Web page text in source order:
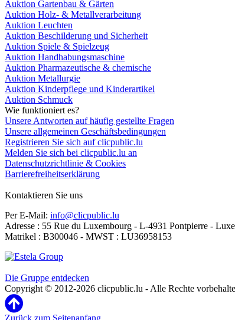
Auktion Gartenbau & Gärten
Auktion Holz- & Metallverarbeitung
Auktion Leuchten
Auktion Beschilderung und Sicherheit
Auktion Spiele & Spielzeug
Auktion Handhabungsmaschine
Auktion Pharmazeutische & chemische
Auktion Metallurgie
Auktion Kinderpflege und Kinderartikel
Auktion Schmuck
Wie funktioniert es?
Unsere Antworten auf häufig gestellte Fragen
Unsere allgemeinen Geschäftsbedingungen
Registrieren Sie sich auf clicpublic.lu
Melden Sie sich bei clicpublic.lu an
Datenschutzrichtlinie & Cookies
Barrierefreiheitserklärung
Kontaktieren Sie uns
Per E-Mail: info@clicpublic.lu
Adresse : 55 Rue du Luxembourg - L-4931 Pontpierre -
Matrikel : B300046 - MWST : LU36958153
Die Gruppe entdecken
Copyright © 2012-2026 clicpublic.lu - Alle Rechte
Zurück zum Seitenanfang